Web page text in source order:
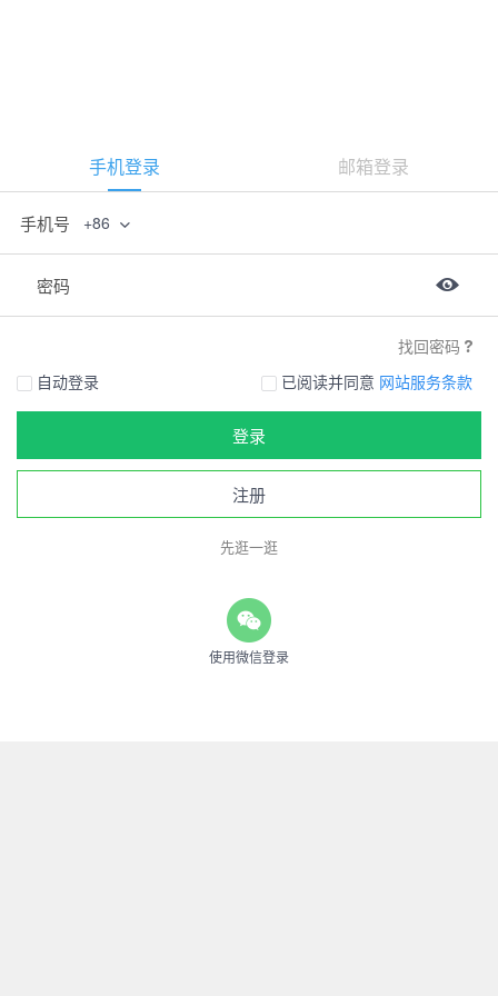
手机登录 邮箱登录
手机号 +86
密码
找回密码
自动登录
已阅读并同意 网站服务条款
登录
注册
先逛一逛
使用微信登录